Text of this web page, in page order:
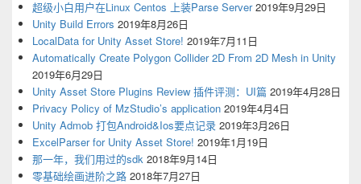
超级小白用户在Linux Centos 上装Parse Server 2019年9月29日
Unity Build Errors 2019年8月26日
LocalData for Unity Asset Store! 2019年7月11日
Automatically Create Polygon Collider 2D From 2D Mesh in Unity
2019年6月29日
Unity Asset Store Plugins Review 插件评测：UI篇 2019年4月28日
Privacy Policy of MzStudio’s application 2019年4月4日
Unity Admob 打包Android&Ios要点记录 2019年3月26日
ExcelParser for Unity Asset Store! 2019年1月19日
那一年，我们用过的sdk 2018年9月14日
零基础绘画进阶之路 2018年7月27日